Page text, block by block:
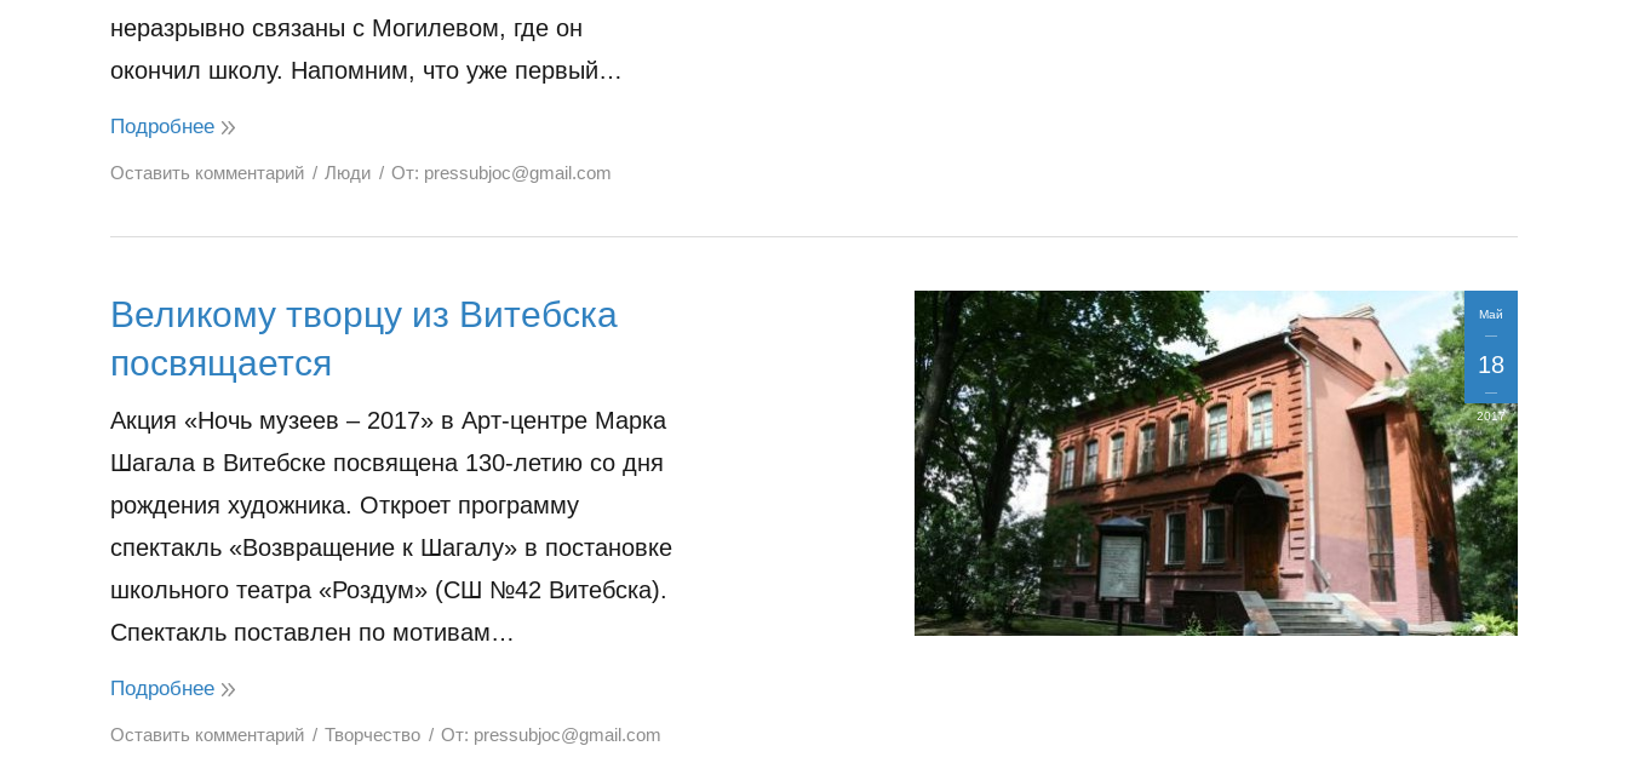
неразрывно связаны с Могилевом, где он
окончил школу. Напомним, что уже первый…
Подробнее
Оставить комментарий Люди От: pressubjoc@gmail.com
Великому творцу из Витебска
посвящается
Акция «Ночь музеев – 2017» в Арт-центре Марка
Шагала в Витебске посвящена 130-летию со дня
рождения художника. Откроет программу
спектакль «Возвращение к Шагалу» в постановке
школьного театра «Роздум» (СШ №42 Витебска).
Спектакль поставлен по мотивам…
Подробнее
Оставить комментарий Творчество От: pressubjoc@gmail.com
Май
18
2017